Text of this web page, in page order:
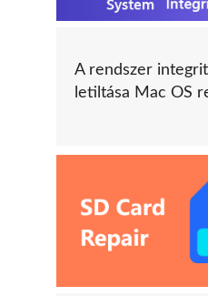
A rendszer
letiltása Mac OS